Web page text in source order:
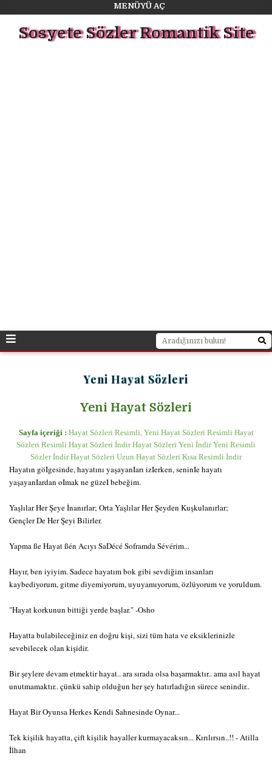
MENÜYÜ AÇ
Sosyete Sözler Romantik Site
Yeni Hayat Sözleri
Yeni Hayat Sözleri
Sayfa içeriği : Hayat Sözleri Resimli, Yeni Hayat Sözleri Resimli Hayat
Sözleri Resimli Hayat Sözleri İndir Hayat Sözleri Yeni İndir Yeni Resimli
Sözler İndir Hayat Sözleri Uzun Hayat Sözleri Kısa Resimli İndir
Hayatın göIgesinde, hayatını yaşayanIarı izIerken, seninIe hayatı
yaşayanIardan oImak ne güzeI bebeğim.
Yaşlılar Her Şeye İnanırlar; Orta Yaşlılar Her Şeyden Kuşkulanırlar;
Gençler De Her Şeyi Bilirler.
Yapma ße Hayat ßén Acıyı SaDécé Soframda Sévérim...
Hayır, ben iyiyim. Sadece hayatım bok gibi sevdiğim insanları
kaybediyorum, gitme diyemiyorum, uyuyamıyorum, özlüyorum ve yoruldum.
"Hayat korkunun bittiği yerde başlar." -Osho
Hayatta bulabileceğiniz en doğru kişi, sizi tüm hata ve eksiklerinizle
sevebilecek olan kişidir.
Bir şeylere devam etmektir hayat.. ara sırada olsa başarmaktır.. ama asıl hayat
unutmamaktır.. çünkü sahip olduğun her şey hatırladığın sürece senindir..
Hayat Bir Oyunsa Herkes Kendi Sahnesinde Oynar...
Tek kişilik hayatta, çift kişilik hayaller kurmayacaksın... Kırılırsın..!! - Atilla
İlhan